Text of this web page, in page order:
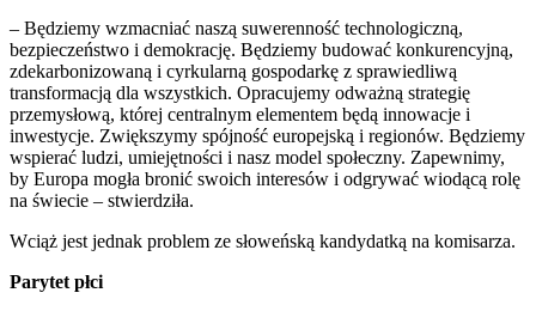
– Będziemy wzmacniać naszą suwerenność technologiczną,
bezpieczeństwo i demokrację. Będziemy budować konkurencyjną,
zdekarbonizowaną i cyrkularną gospodarkę z sprawiedliwą
transformacją dla wszystkich. Opracujemy odważną strategię
przemysłową, której centralnym elementem będą innowacje i
inwestycje. Zwiększymy spójność europejską i regionów. Będziemy
wspierać ludzi, umiejętności i nasz model społeczny. Zapewnimy,
by Europa mogła bronić swoich interesów i odgrywać wiodącą rolę
na świecie – stwierdziła.
Wciąż jest jednak problem ze słoweńską kandydatką na komisarza.
Parytet płci